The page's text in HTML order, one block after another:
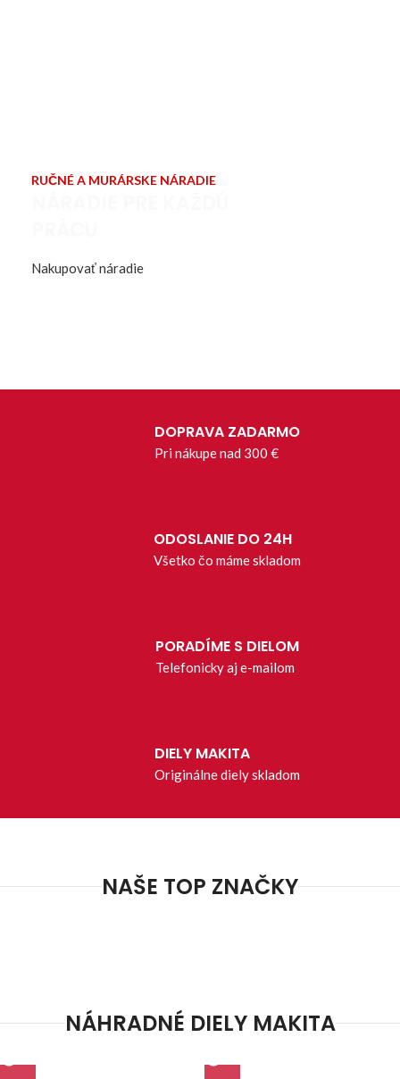
RUČNÉ A MURÁRSKE NÁRADIE
Nakupovať náradie
DOPRAVA ZADARMO
Pri nákupe nad 300 €
ODOSLANIE DO 24H
Všetko čo máme skladom
PORADÍME S DIELOM
Telefonicky aj e-mailom
DIELY MAKITA
Originálne diely skladom
NAŠE TOP ZNAČKY
NÁHRADNÉ DIELY MAKITA